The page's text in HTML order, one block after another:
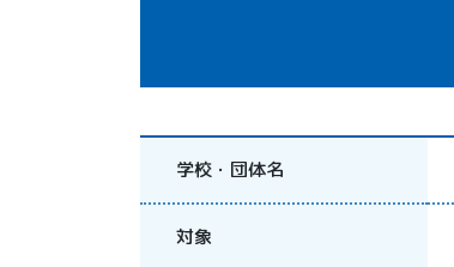
学校・団体名
対象